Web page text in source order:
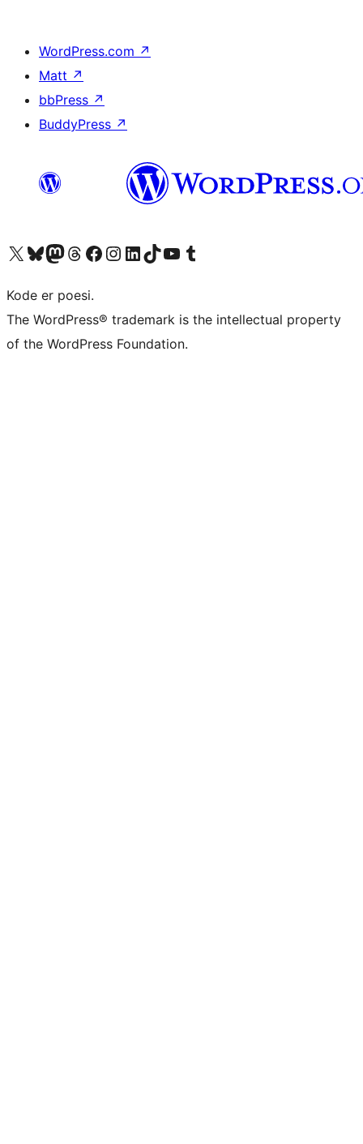
WordPress.com ↗
Matt ↗
bbPress ↗
BuddyPress ↗
Besøk vår konto på X Visit our Bluesky account
Besøk vår Mastodon-konto
Visit our Threads account
Besøk vår Facebook-sideBesøk vår Instagram-konto
Besøk vår LinkedIn-konto
Visit our TikTok account
Visit our YouTube channel
Visit our Tumblr account
Kode er poesi.
The WordPress® trademark is the intellectual property
of the WordPress Foundation.